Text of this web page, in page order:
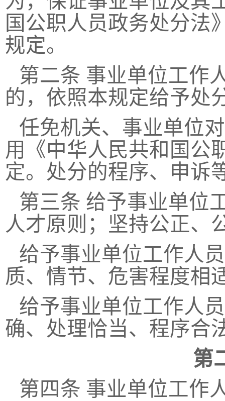
国公职人员政务处分法
规定。
第二条 事业单位工作
的，依照本规定给予处
任免机关、事业单位
用《中华人民共和国公
定。处分的程序、申诉
第三条 给予事业单位
人才原则；坚持公正、
给予事业单位工作人
质、情节、危害程度相
给予事业单位工作人
确、处理恰当、程序合
第
第四条 事业单位工作